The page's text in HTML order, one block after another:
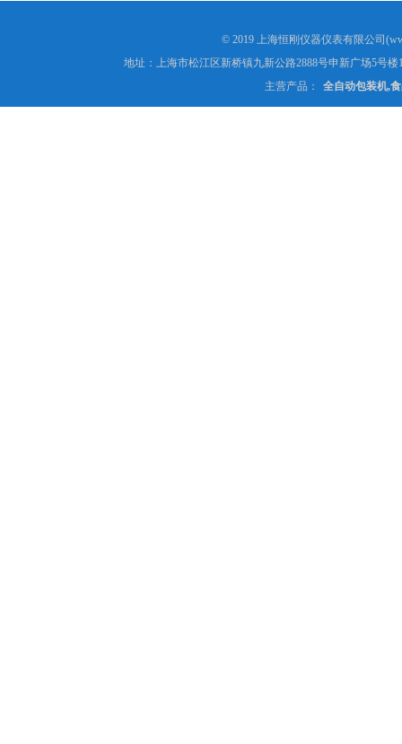
© 2019 上海恒刚仪器仪表有限公司
地址：上海市松江区新桥镇九新公路2888号申新广场5号楼
主营产品：
全自动包装机,